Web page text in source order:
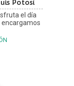
Potosí
el día
encargamos